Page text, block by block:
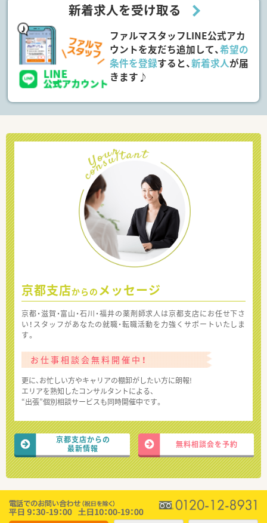
新着求人を受け取る
ファルマスタッフLINE公式アカ
ウントを友だち追加して、希望の
条件を登録すると、新着求人が届
きます♪
京都支店からの メッセージ
京都・滋賀・富山・石川・福井の薬剤師求人は京都支店にお任せ下さ
い！スタッフがあなたの就職・転職活動を力強くサポートいたしま
す。
お仕事相談会無料開催中！
更に、お忙しい方やキャリアの棚卸がしたい方に朗報!
エリアを熟知したコンサルタントによる、
“出張”個別相談サービスも同時開催中です。
京都支店からの
最新情報
無料相談会を予約